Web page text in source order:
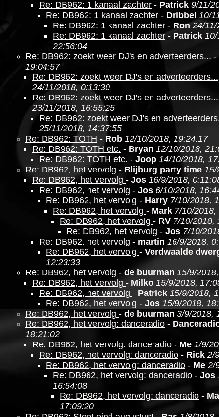
Re: DB962: 1 kanaal zachter - Patrick 9/11/
Re: DB962: 1 kanaal zachter - Dribbel 10/
Re: DB962: 1 kanaal zachter - Ron 24/11/
Re: DB962: 1 kanaal zachter - Patrick 10/
22:56:04
Re: DB962: zoekt weer DJ's en adverteerders... -
19:04:57
Re: DB962: zoekt weer DJ's en adverteerders...
24/11/2018, 0:13:30
Re: DB962: zoekt weer DJ's en adverteerders...
23/11/2018, 16:55:25
Re: DB962: zoekt weer DJ's en
25/11/2018, 14:37:55
Re: DB962: TOTH - Rob 12/10/2018, 19:24:17
Re: DB962: TOTH etc. - Bryan 12/10/2018,
Re: DB962: TOTH etc. - Joop 14/10/2018,
Re: DB962, het vervolg - Blijburg party time 15/
Re: DB962, het vervolg - Jos 16/9/2018,
Re: DB962, het vervolg - Jos 6/10/2018,
Re: DB962, het vervolg - Harry 7/10/2018,
Re: DB962, het vervolg - Mark 7/10/2018,
Re: DB962, het vervolg - RV 7/10/2018,
Re: DB962, het vervolg - Jos 7/10/
Re: DB962, het vervolg - martin 16/9/2018,
Re: DB962, het vervolg - Verdwaalde
12:23:33
Re: DB962, het vervolg - de buurman 15/9/
Re: DB962, het vervolg - Milko 15/9/2018,
Re: DB962, het vervolg - Patrick 15/9/2018,
Re: DB962, het vervolg - Jos 15/9/2018,
Re: DB962, het vervolg - de buurman 3/9/2018,
Re: DB962, het vervolg: danceradio -
18:21:02
Re: DB962, het vervolg: danceradio - Me 1/9/
Re: DB962, het vervolg: danceradio - Rick 2/
Re: DB962, het vervolg: danceradio - Me 2/
Re: DB962, het vervolg: danceradio - Jos
16:54:08
Re: DB962, het vervolg: danceradio -
17:09:20